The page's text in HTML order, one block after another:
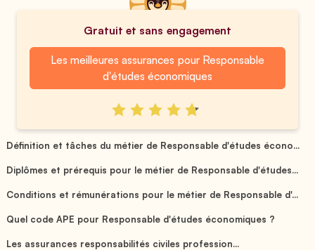
Gratuit et sans engagement
Les meilleures assurances pour Responsable
d'études économiques
Définition et tâches du métier de Responsable d'études écono...
Diplômes et prérequis pour le métier de Responsable d'études...
Conditions et rémunérations pour le métier de Responsable d'...
Quel code APE pour Responsable d'études économiques ?
Les assurances responsabilités civiles profession...